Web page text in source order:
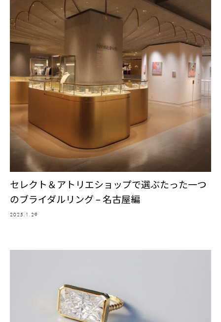
セレクト＆アトリエショップで選ぶたった一つ
のブライダルリング – 名古屋編
2025.1.29